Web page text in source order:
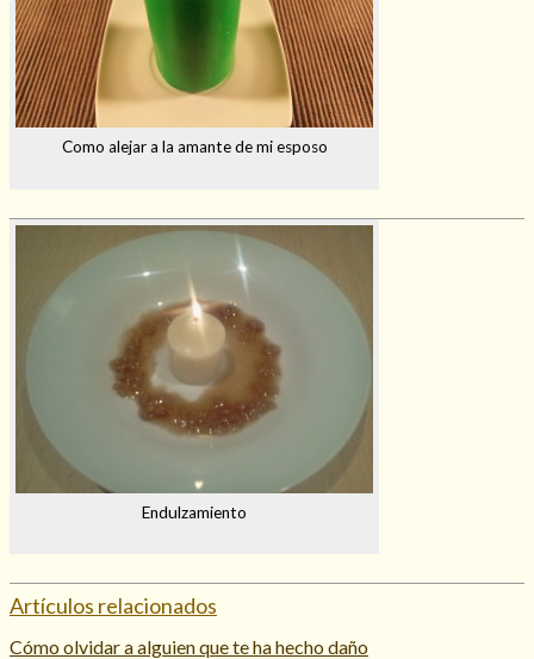
Como alejar a la amante de mi esposo
Endulzamiento
Artículos relacionados
Cómo olvidar a alguien que te ha hecho daño